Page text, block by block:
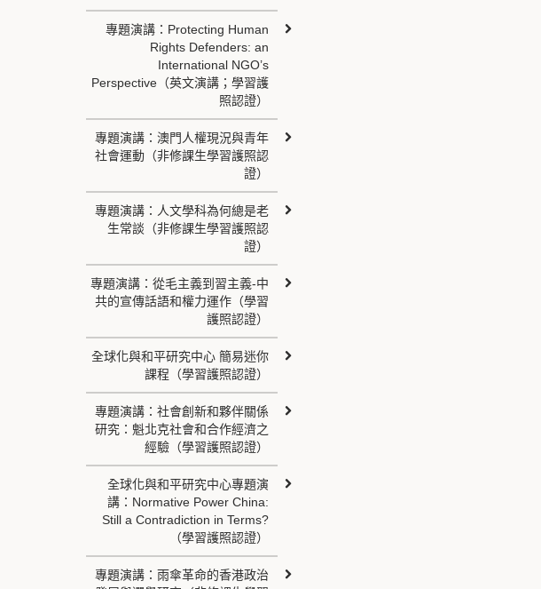
專題演講：Protecting Human
Rights Defenders: an
International NGO’s
Perspective（英文演講；學習護
照認證）
專題演講：澳門人權現況與青年
社會運動（非修課生學習護照認
證）
專題演講：人文學科為何總是老
生常談（非修課生學習護照認
證）
專題演講：從毛主義到習主義-中
共的宣傳話語和權力運作（學習
護照認證）
全球化與和平研究中心 簡易迷你
課程（學習護照認證）
專題演講：社會創新和夥伴關係
研究：魁北克社會和合作經濟之
經驗（學習護照認證）
全球化與和平研究中心專題演
講：Normative Power China:
Still a Contradiction in Terms?
（學習護照認證）
專題演講：雨傘革命的香港政治